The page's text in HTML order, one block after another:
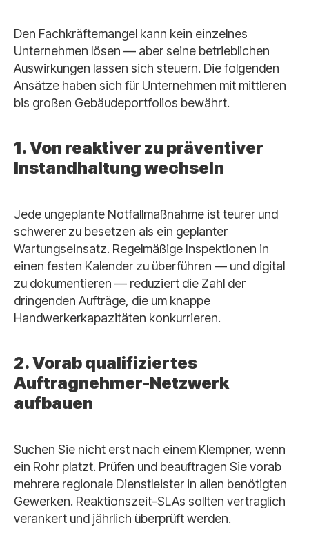
Den Fachkräftemangel kann kein einzelnes
Unternehmen lösen — aber seine betrieblichen
Auswirkungen lassen sich steuern. Die folgenden
Ansätze haben sich für Unternehmen mit mittleren
bis großen Gebäudeportfolios bewährt.
1. Von reaktiver zu präventiver
Instandhaltung wechseln
Jede ungeplante Notfallmaßnahme ist teurer und
schwerer zu besetzen als ein geplanter
Wartungseinsatz. Regelmäßige Inspektionen in
einen festen Kalender zu überführen — und digital
zu dokumentieren — reduziert die Zahl der
dringenden Aufträge, die um knappe
Handwerkerkapazitäten konkurrieren.
2. Vorab qualifiziertes
Auftragnehmer-Netzwerk
aufbauen
Suchen Sie nicht erst nach einem Klempner, wenn
ein Rohr platzt. Prüfen und beauftragen Sie vorab
mehrere regionale Dienstleister in allen benötigten
Gewerken. Reaktionszeit-SLAs sollten vertraglich
verankert und jährlich überprüft werden.